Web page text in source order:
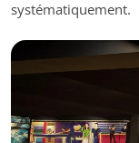
systématiquement.